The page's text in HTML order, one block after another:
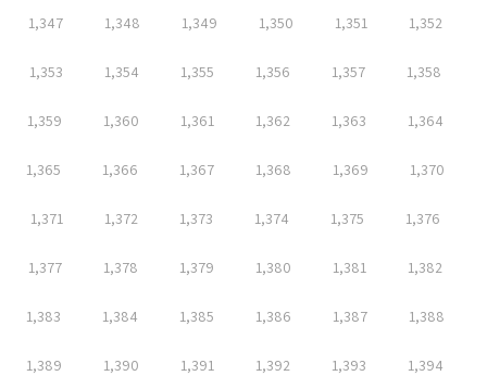
1,347 1,348 1,349 1,350 1,351 1,352
1,353 1,354 1,355 1,356 1,357 1,358
1,359 1,360 1,361 1,362 1,363 1,364
1,365 1,366 1,367 1,368 1,369 1,370
1,371 1,372 1,373 1,374 1,375 1,376
1,377 1,378 1,379 1,380 1,381 1,382
1,383 1,384 1,385 1,386 1,387 1,388
1,389 1,390 1,391 1,392 1,393 1,394